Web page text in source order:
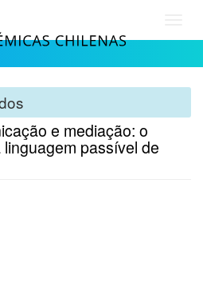
e mediação: o
passível de